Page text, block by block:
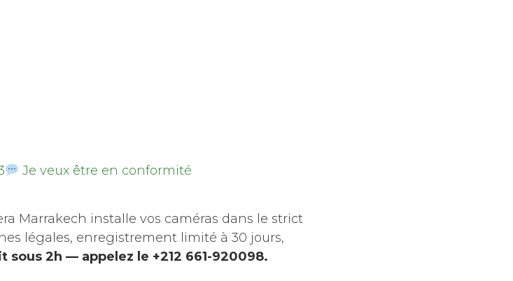
Je veux être en conformité
Marrakech installe vos caméras dans le strict
légales, enregistrement limité à 30 jours,
sous 2h — appelez le +212 661-920098.